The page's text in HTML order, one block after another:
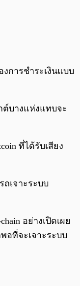
งการชำระเงินแบบ
ต์บางแห่งแทบจะ
ที่ได้รับเสียง
เจาะระบบ
อย่างเปิดเผย
อที่จะเจาะระบบ